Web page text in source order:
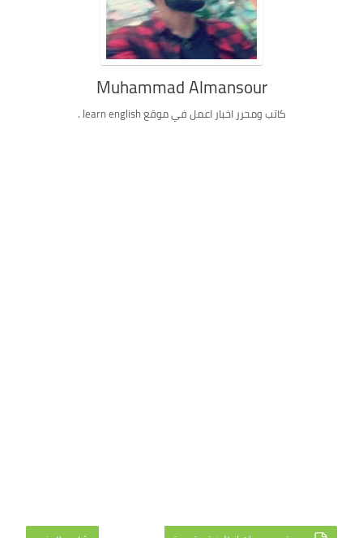
Muhammad Almansour
كاتب ومحرر اخبار اعمل في موقع learn english .